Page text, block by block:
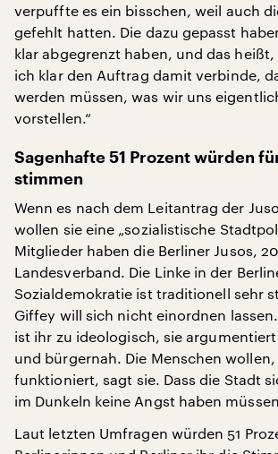
verpuffte es ein bisschen, weil auch
gefehlt hatten. Die dazu gepasst
klar abgegrenzt haben, und das
ich klar den Auftrag damit verbinde,
werden müssen, was wir uns
vorstellen.“
Sagenhafte 51 Prozent würden
stimmen
Wenn es nach dem Leitantrag der
wollen sie eine „sozialistische
Mitglieder haben die Berliner Jusos,
Landesverband. Die Linke in der
Sozialdemokratie ist traditionell sehr
Giffey will sich nicht einordnen
ist ihr zu ideologisch, sie
und bürgernah. Die Menschen wollen,
funktioniert, sagt sie. Dass die Stadt
im Dunkeln keine Angst haben
Laut letzten Umfragen würden 51